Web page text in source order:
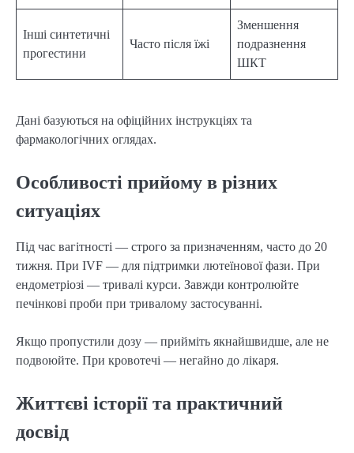
Інші синтетичні
прогестини
Часто після їжі
Зменшення
подразнення
ШКТ
Дані базуються на офіційних інструкціях та
фармакологічних оглядах.
Особливості прийому в різних
ситуаціях
Під час вагітності — строго за призначенням, часто до 20
тижня. При IVF — для підтримки лютеїнової фази. При
ендометріозі — тривалі курси. Завжди контролюйте
печінкові проби при тривалому застосуванні.
Якщо пропустили дозу — прийміть якнайшвидше, але не
подвоюйте. При кровотечі — негайно до лікаря.
Життєві історії та практичний
досвід